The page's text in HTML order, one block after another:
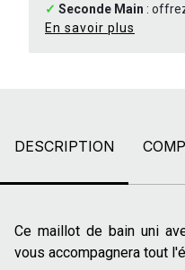
✓ Seconde Main :
En savoir plus
DESCRIPTION
Ce maillot de bain uni
vous accompagnera tout